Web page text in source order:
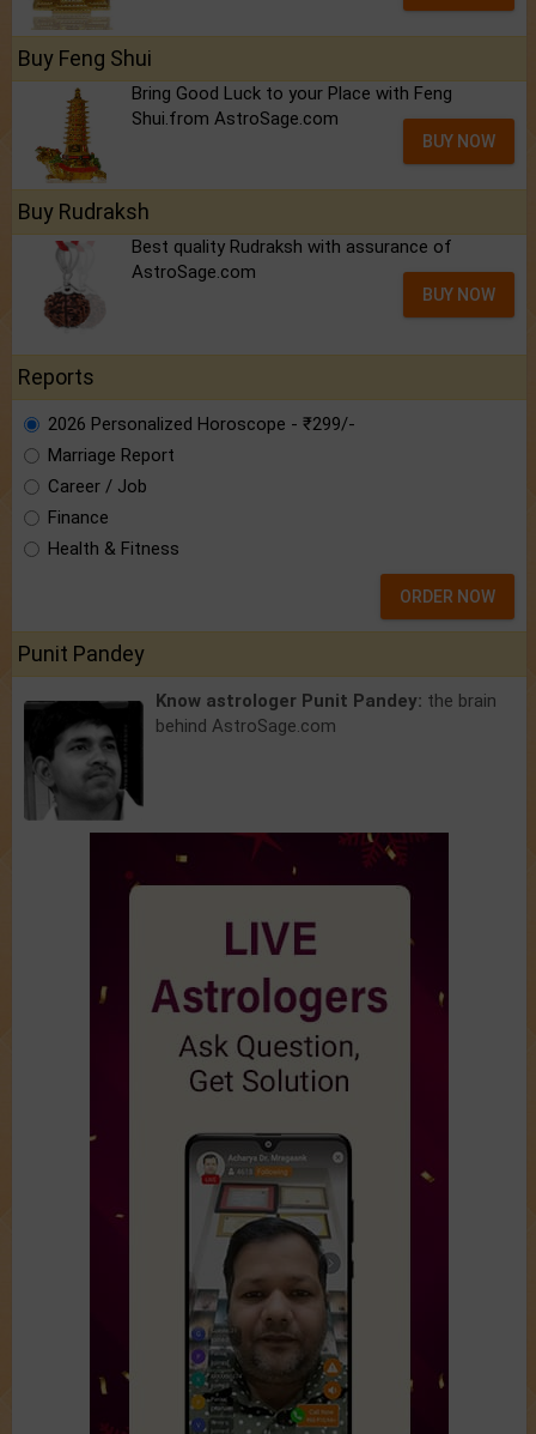
Buy Feng Shui
Bring Good Luck to your Place with Feng
Shui.from AstroSage.com
BUY NOW
Buy Rudraksh
Best quality Rudraksh with assurance of
AstroSage.com
BUY NOW
Reports
2026 Personalized Horoscope - ₹299/-
Marriage Report
Career / Job
Finance
Health & Fitness
ORDER NOW
Punit Pandey
Know astrologer Punit Pandey: the brain
behind AstroSage.com